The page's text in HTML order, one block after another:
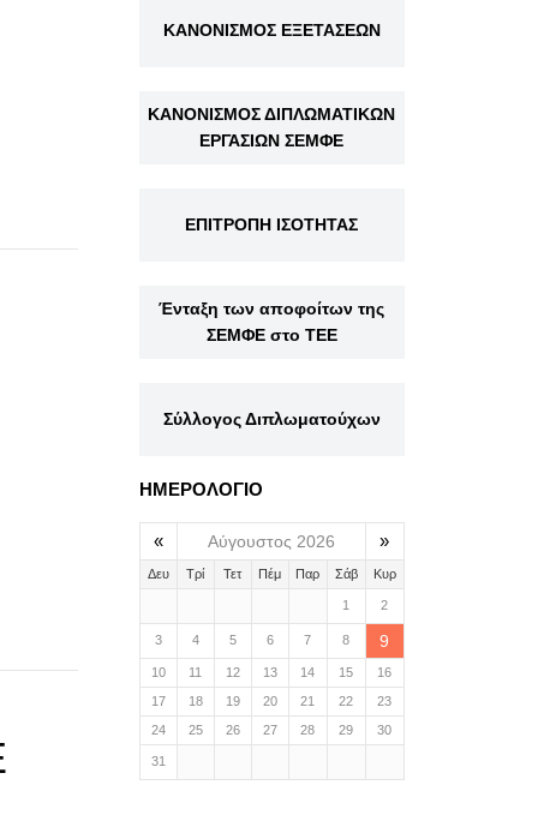
ΚΑΝΟΝΙΣΜΟΣ ΕΞΕΤΑΣΕΩΝ
ΚΑΝΟΝΙΣΜΟΣ ΔΙΠΛΩΜΑΤΙΚΩΝ
ΕΡΓΑΣΙΩΝ ΣΕΜΦΕ
ΕΠΙΤΡΟΠΗ ΙΣΟΤΗΤΑΣ
Ένταξη των αποφοίτων της
ΣΕΜΦΕ στο ΤΕΕ
Σύλλογος Διπλωματούχων
ΗΜΕΡΟΛΟΓΙΟ
« Αύγουστος 2026 »
Δευ Τρί Τετ Πέμ Παρ Σάβ Κυρ
1 2
3 4 5 6 7 8 9
10 11 12 13 14 15
16
17
18 19 20 21 22
23
24
25 26 27 28 29 30
31